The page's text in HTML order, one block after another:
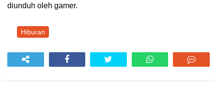
diunduh oleh gamer.
Hiburan